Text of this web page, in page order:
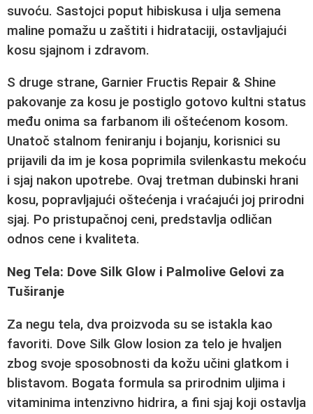
suvoću. Sastojci poput hibiskusa i ulja semena
maline pomažu u zaštiti i hidrataciji, ostavljajući
kosu sjajnom i zdravom.
S druge strane, Garnier Fructis Repair & Shine
pakovanje za kosu je postiglo gotovo kultni status
među onima sa farbanom ili oštećenom kosom.
Unatoč stalnom feniranju i bojanju, korisnici su
prijavili da im je kosa poprimila svilenkastu mekoću
i sjaj nakon upotrebe. Ovaj tretman dubinski hrani
kosu, popravljajući oštećenja i vraćajući joj prirodni
sjaj. Po pristupačnoj ceni, predstavlja odličan
odnos cene i kvaliteta.
Neg Tela: Dove Silk Glow i Palmolive Gelovi za
Tuširanje
Za negu tela, dva proizvoda su se istakla kao
favoriti. Dove Silk Glow losion za telo je hvaljen
zbog svoje sposobnosti da kožu učini glatkom i
blistavom. Bogata formula sa prirodnim uljima i
vitaminima intenzivno hidrira, a fini sjaj koji ostavlja